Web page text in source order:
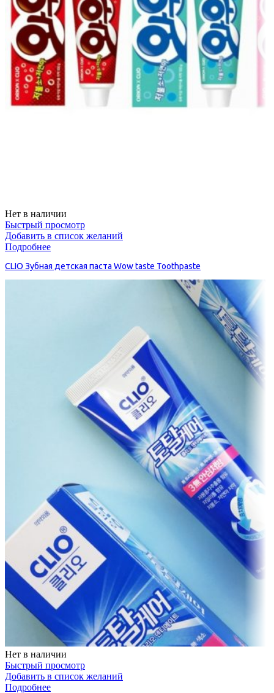
Нет в наличии
Быстрый просмотр
Добавить в список желаний
Подробнее
CLIO Зубная детская паста Wow taste Toothpaste
Нет в наличии
Быстрый просмотр
Добавить в список желаний
Подробнее